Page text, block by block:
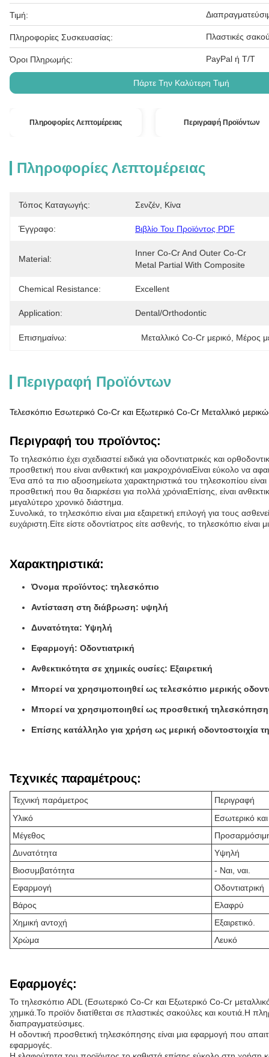
Τιμή:
Πληροφορίες Συσκευασίας: Πλαστικές
Όροι Πληρωμής: PayPal ή T/T
Πάρτε Την Καλύτερη Τιμή
Πληροφορίες Λεπτομέρειας Περιγραφή Προϊόντων
Πληροφορίες Λεπτομέρειας
Τόπος Καταγωγής: Σενζέν, Κίνα
Έγγραφο: Βιβλίο Του Προϊόντος PDF
Material:
Inner Co-Cr And Outer Co-Cr
Metal Partial With Composite
Chemical Resistance: Excellent
Application: Dental/Orthodontic
Επισημαίνω: Μεταλλικό Co-Cr μερικό, Μέρος
Περιγραφή Προϊόντων
Τελεσκόπιο Εσωτερικό Co-Cr και Εξωτερικό Co-Cr Μεταλλικό
Περιγραφή του προϊόντος:
Το τηλεσκόπιο έχει σχεδιαστεί ειδικά για οδοντιατρικές και
προσθετική που είναι ανθεκτική και μακροχρόνιαΕίναι εύκολο να
Ένα από τα πιο αξιοσημείωτα χαρακτηριστικά του τηλεσκοπίου
προσθετική που θα διαρκέσει για πολλά χρόνιαΕπίσης, είναι
μεγαλύτερο χρονικό διάστημα.
Συνολικά, το τηλεσκόπιο είναι μια εξαιρετική επιλογή για τους
ευχάριστη.Είτε είστε οδοντίατρος είτε ασθενής, το τηλεσκόπιο
Χαρακτηριστικά:
Όνομα προϊόντος: τηλεσκόπιο
Αντίσταση στη διάβρωση: υψηλή
Δυνατότητα: Υψηλή
Εφαρμογή: Οδοντιατρική
Ανθεκτικότητα σε χημικές ουσίες: Εξαιρετική
Μπορεί να χρησιμοποιηθεί ως τελεσκόπιο μερικής
Μπορεί να χρησιμοποιηθεί ως προσθετική τηλεσκόπηση
Επίσης κατάλληλο για χρήση ως μερική οδοντοστοιχία
Τεχνικές παραμέτρους:
Τεχνική παράμετρος
Περιγραφή
Υλικό
Εσωτερικό
Μέγεθος
Δυνατότητα
Υψηλή
Βιοσυμβατότητα
- Ναι, ναι.
Εφαρμογή
Οδοντιατρική
Βάρος
Ελαφρύ
Χημική αντοχή
Εξαιρετικό.
Χρώμα
Λευκό
Εφαρμογές:
Το τηλεσκόπιο ADL (Εσωτερικό Co-Cr και Εξωτερικό Co-Cr μεταλλικό
χημικά.Το προϊόν διατίθεται σε πλαστικές σακούλες και κουτιά.Η
διαπραγματεύσιμες.
Η οδοντική προσθετική τηλεσκόπησης είναι μια εφαρμογή που
εφαρμογές.